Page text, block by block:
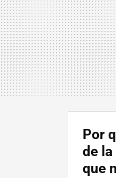
Por
de la
que